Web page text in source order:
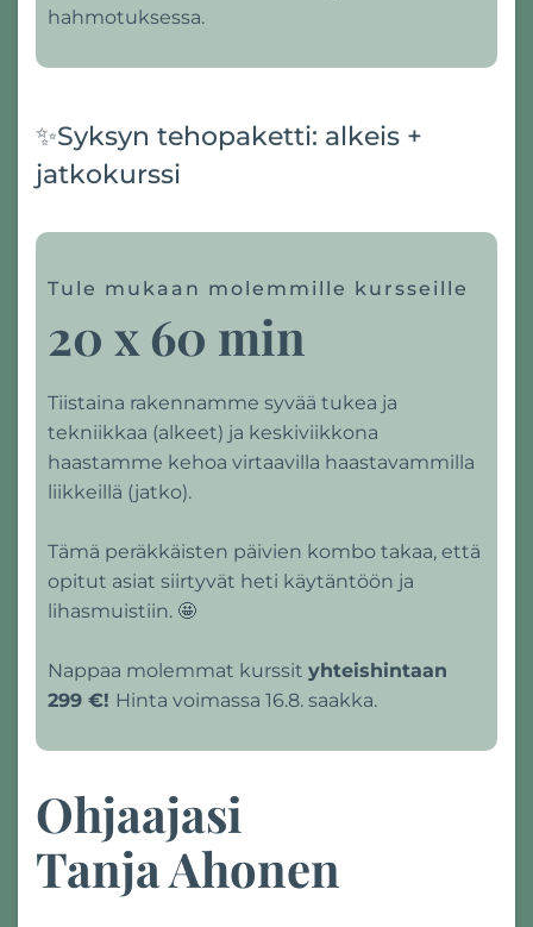
hahmotuksessa.
✨Syksyn tehopaketti: alkeis +
jatkokurssi
Tule mukaan molemmille kursseille
20 x 60 min
Tiistaina rakennamme syvää tukea ja
tekniikkaa (alkeet) ja keskiviikkona
haastamme kehoa virtaavilla haastavammilla
liikkeillä (jatko).
Tämä peräkkäisten päivien kombo takaa, että
opitut asiat siirtyvät heti käytäntöön ja
lihasmuistiin. 🤩
Nappaa molemmat kurssit yhteishintaan
299 €! Hinta voimassa 16.8. saakka.
Ohjaajasi
Tanja Ahonen